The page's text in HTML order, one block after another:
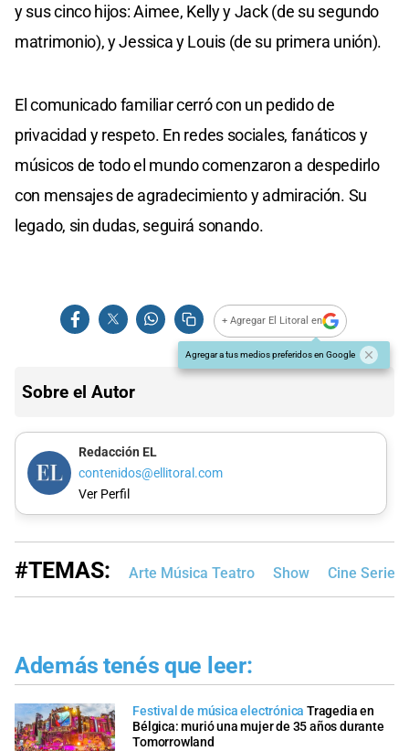
y sus cinco hijos: Aimee, Kelly y Jack (de su segundo
matrimonio), y Jessica y Louis (de su primera unión).
El comunicado familiar cerró con un pedido de
privacidad y respeto. En redes sociales, fanáticos y
músicos de todo el mundo comenzaron a despedirlo
con mensajes de agradecimiento y admiración. Su
legado, sin dudas, seguirá sonando.
+ Agregar El Litoral en
Agregar a tus medios preferidos en Google
Sobre el Autor
Redacción EL
contenidos@ellitoral.com
Ver Perfil
#TEMAS: Arte Música Teatro Show Cine Series
Además tenés que leer:
Festival de música electrónica Tragedia en
Bélgica: murió una mujer de 35 años durante
Tomorrowland